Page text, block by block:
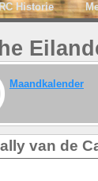
Historie
Maandkalender
van de